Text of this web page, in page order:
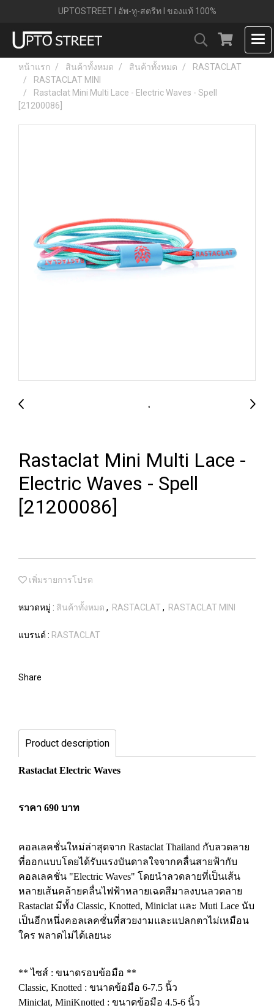
UPTOSTREET l อัพ-ทู-สตรีท l ของแท้ 100%
หน้าแรก สินค้าทั้งหมด สินค้าทั้งหมด
RASTACLAT
RASTACLAT MINI
Rastaclat Mini Multi Lace - Electric Waves - Spell
[21200086]
Rastaclat Mini Multi Lace -
Electric Waves - Spell
[21200086]
เพิ่มรายการโปรด
หมวดหมู่ : สินค้าทั้งหมด , RASTACLAT , RASTACLAT MINI
แบรนด์ : RASTACLAT
Share
Product description
Rastaclat Electric Waves
ราคา 690 บาท
คอลเลคชั่นใหม่ล่าสุดจาก Rastaclat Thailand กับลวดลาย
ที่ออกแบบโดยได้รับแรงบันดาลใจจากคลื่นสายฟ้ากับ
คอลเลคชั่น "Electric Waves" โดยนำลวดลายที่เป็นเส้น
หลายเส้นคล้ายคลื่นไฟฟ้าหลายเฉดสีมาลงบนลวดลาย
Rastaclat มีทั้ง Classic, Knotted, Miniclat และ Muti Lace นับ
เป็นอีกหนึ่งคอลเลคชั่นที่สวยงามและแปลกตาไม่เหมือน
ใคร พลาดไม่ได้เลยนะ
** ไซส์ : ขนาดรอบข้อมือ **
Classic, Knotted : ขนาดข้อมือ 6-7.5 นิ้ว
Miniclat, MiniKnotted : ขนาดข้อมือ 4.5-6 นิ้ว